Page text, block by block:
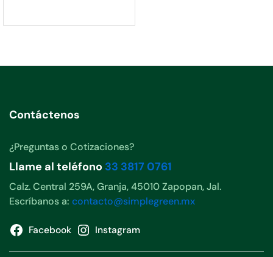
Contáctenos
¿Preguntas o Cotizaciones?
Llame al teléfono 33 3817 0761
Calz. Central 259A, Granja, 45010 Zapopan, Jal.
Escríbanos a: contacto@simplegreen.mx
Facebook Instagram